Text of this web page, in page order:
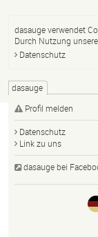
dasauge verwendet
Durch Nutzung
Datenschutz
dasauge
Profil melden
Datenschutz
Link zu uns
dasauge bei